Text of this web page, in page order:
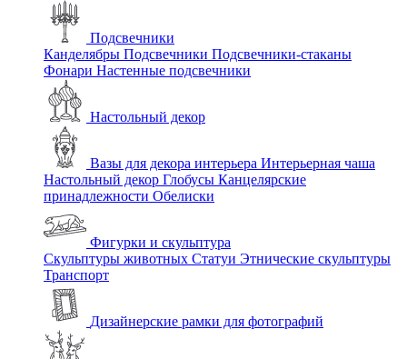
Подсвечники
Канделябры Подсвечники Подсвечники-стаканы
Фонари Настенные подсвечники
Настольный декор
Вазы для декора интерьера Интерьерная чаша
Настольный декор Глобусы Канцелярские
принадлежности Обелиски
Фигурки и скульптура
Скульптуры животных Статуи Этнические скульптуры
Транспорт
Дизайнерские рамки для фотографий